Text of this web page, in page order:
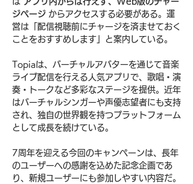
ジページ からアクセスする必要がある。運
営は「配信視聴前にチャージを済ませておく
ことをおすすめします」と案内している。
Topiaは、バーチャルアバターを通じて音楽
ライブ配信を行える人気アプリで、歌唱・演
奏・トークなど多彩なステージを提供。近年
はバーチャルシンガーや声優志望者にも支持
され、独自の世界観を持つプラットフォーム
として成長を続けている。
7周年を迎える今回のキャンペーンは、長年
のユーザーへの感謝を込めた記念企画であ
り、新規ユーザーにも参加しやすい内容だ。